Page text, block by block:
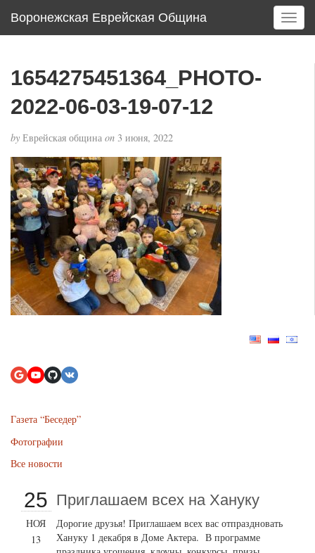
Воронежская Еврейская Община
T
o
1654275451364_PHOTO-
2022-06-03-19-07-12
by Еврейская община on 3 июня, 2022
Газета “Беседер”
Фотографии
Все новости
25
НОЯ
13
Приглашаем всех на Хануку
Дорогие друзья! Приглашаем всех вас отпраздновать
Хануку 1 декабря в Доме Актера. В программе